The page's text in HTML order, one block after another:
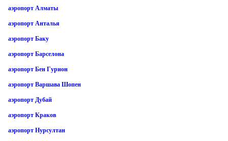
аэропорт Алматы
аэропорт Анталья
аэропорт Баку
аэропорт Барселона
аэропорт Бен Гурион
аэропорт Варшава Шопен
аэропорт Дубай
аэропорт Краков
аэропорт Нурсултан